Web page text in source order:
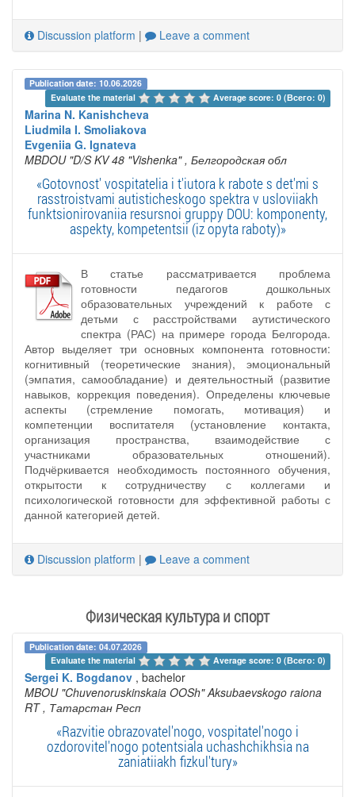
Discussion platform | Leave a comment
Publication date: 10.06.2026
Evaluate the material
Average score: 0 (Всего: 0)
Marina N. Kanishcheva
Liudmila I. Smoliakova
Evgeniia G. Ignateva
MBDOU "D/S KV 48 "Vishenka" , Белгородская обл
«Gotovnost' vospitatelia i t'iutora k rabote s det'mi s
rasstroistvami autisticheskogo spektra v usloviiakh
funktsionirovaniia resursnoi gruppy DOU: komponenty,
aspekty, kompetentsii (iz opyta raboty)»
В статье рассматривается проблема
готовности педагогов дошкольных
образовательных учреждений к работе с
детьми с расстройствами аутистического
спектра (РАС) на примере города Белгорода.
Автор выделяет три основных компонента готовности:
когнитивный (теоретические знания), эмоциональный
(эмпатия, самообладание) и деятельностный (развитие
навыков, коррекция поведения). Определены ключевые
аспекты (стремление помогать, мотивация) и
компетенции воспитателя (установление контакта,
организация пространства, взаимодействие с
участниками образовательных отношений).
Подчёркивается необходимость постоянного обучения,
открытости к сотрудничеству с коллегами и
психологической готовности для эффективной работы с
данной категорией детей.
Discussion platform | Leave a comment
Физическая культура и спорт
Publication date: 04.07.2026
Evaluate the material
Average score: 0 (Всего: 0)
Sergei K. Bogdanov , bachelor
MBOU "Chuvenoruskinskaia OOSh" Aksubaevskogo raiona
RT , Татарстан Респ
«Razvitie obrazovatel'nogo, vospitatel'nogo i
ozdorovitel'nogo potentsiala uchashchikhsia na
zaniatiiakh fizkul'tury»